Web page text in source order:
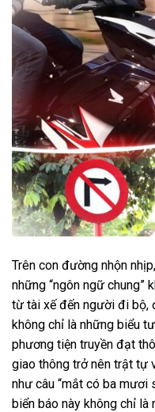
Trên con đường nhộn
những “ngôn ngữ chung”
từ tài xế đến người đi bộ,
không chỉ là những biểu
phương tiện truyền đạt
giao thông trở nên trật tự
như câu “mắt có ba mươi
biển báo này không chỉ